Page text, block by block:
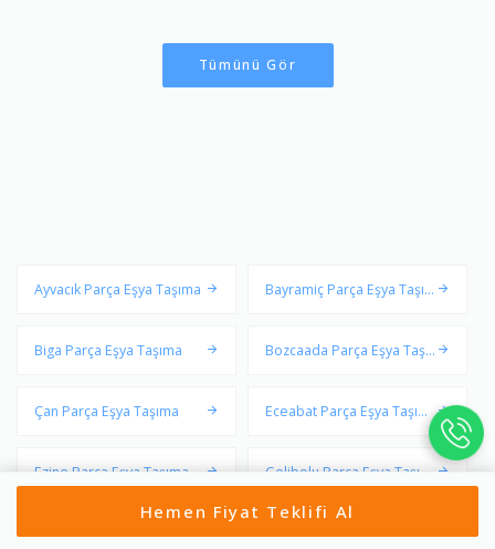
Tümünü Gör
Ayvacık Parça Eşya Taşıma
Bayramiç Parça Eşya Taşım
Biga Parça Eşya Taşıma
Bozcaada Parça Eşya Taşı
Çan Parça Eşya Taşıma
Eceabat Parça Eşya Taşım
Ezine Parça Eşya Taşıma
Gelibolu Parça Eşya Taşım
Gökçeada Parça Eşya Taşı
Lapseki Parça Eşya Taşıma
Hemen Fiyat Teklifi Al